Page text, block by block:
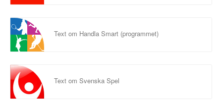
Text om Handla Smart (programmet)
Text om Svenska Spel